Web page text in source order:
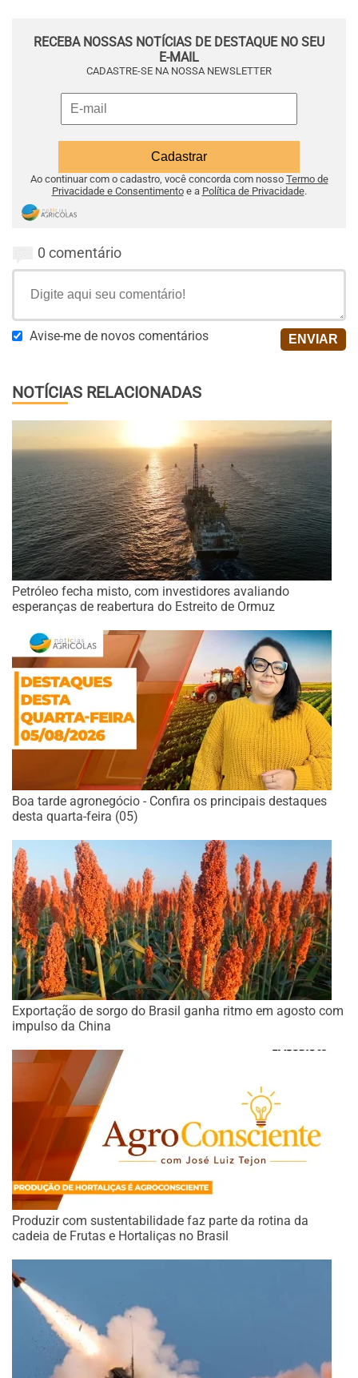
RECEBA NOSSAS NOTÍCIAS DE DESTAQUE NO SEU
E-MAIL
CADASTRE-SE NA NOSSA NEWSLETTER
Ao continuar com o cadastro, você concorda com nosso Termo de
Privacidade e Consentimentoe a Política de Privacidade.
0 comentário
Avise-me de novos comentários
NOTÍCIAS RELACIONADAS
Petróleo fecha misto, com investidores avaliando
esperanças de reabertura do Estreito de Ormuz
Boa tarde agronegócio - Confira os principais destaques
desta quarta-feira (05)
Exportação de sorgo do Brasil ganha ritmo em agosto com
impulso da China
Produzir com sustentabilidade faz parte da rotina da
cadeia de Frutas e Hortaliças no Brasil